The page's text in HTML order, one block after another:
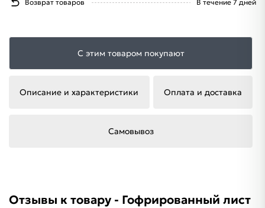
Возврат товаров В течение 7 дней
С этим товаром покупают
Описание и характеристики Оплата и доставка
Самовывоз
Отзывы к товару - Гофрированный лист